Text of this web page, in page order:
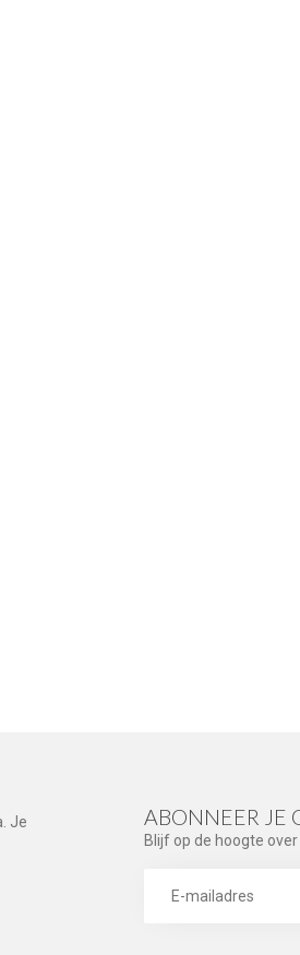
Je
ABONNEER JE
Blijf op de hoogte